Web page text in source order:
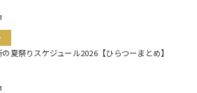
夏祭りスケジュール2026【ひらつーまとめ】